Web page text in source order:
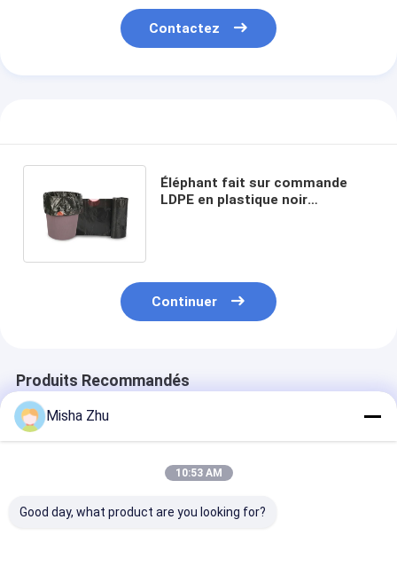
Contactez
Éléphant fait sur commande
LDPE en plastique noir
Continuer
Produits Recommandés
Misha Zhu
10:53 AM
Good day, what product are you looking for?